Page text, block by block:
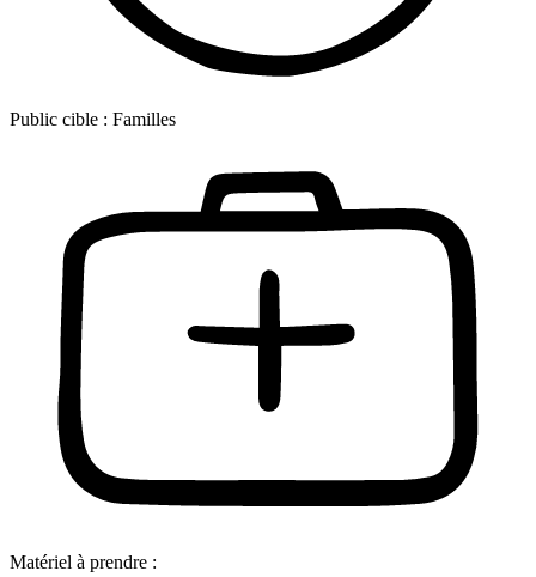
Public cible : Familles
Matériel à prendre :